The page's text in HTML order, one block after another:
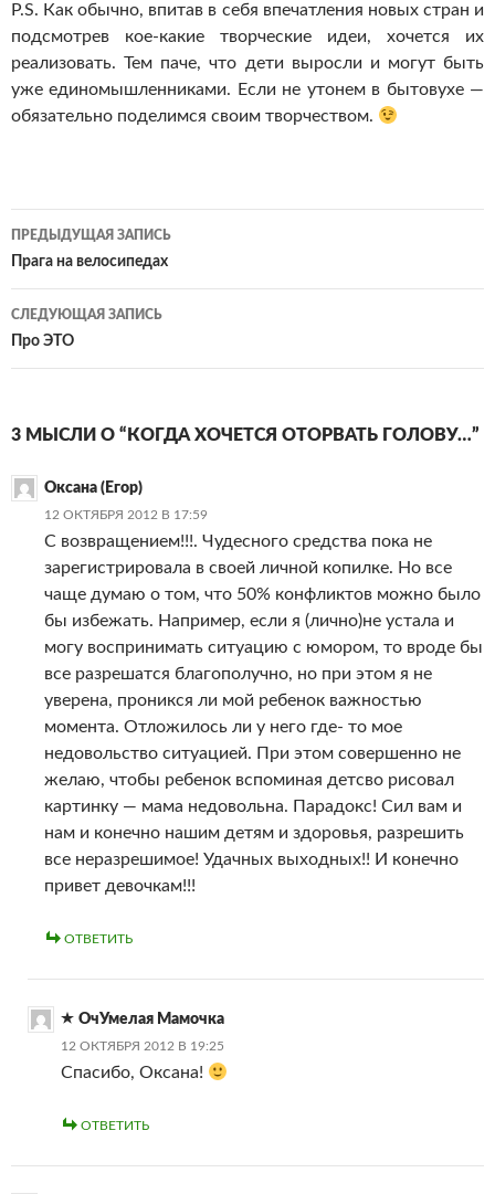
P.S. Как обычно, впитав в себя впечатления новых стран и
подсмотрев кое-какие творческие идеи, хочется их
реализовать. Тем паче, что дети выросли и могут быть
уже единомышленниками. Если не утонем в бытовухе —
обязательно поделимся своим творчеством.
Навигация
по
записям
ПРЕДЫДУЩАЯ ЗАПИСЬ
Прага на велосипедах
СЛЕДУЮЩАЯ ЗАПИСЬ
Про ЭТО
3 МЫСЛИ О “КОГДА ХОЧЕТСЯ ОТОРВАТЬ ГОЛОВУ…”
Оксана (Егор)
12 ОКТЯБРЯ 2012 В 17:59
С возвращением!!!. Чудесного средства пока не
зарегистрировала в своей личной копилке. Но все
чаще думаю о том, что 50% конфликтов можно было
бы избежать. Например, если я (лично)не устала и
могу воспринимать ситуацию с юмором, то вроде бы
все разрешатся благополучно, но при этом я не
уверена, проникся ли мой ребенок важностью
момента. Отложилось ли у него где- то мое
недовольство ситуацией. При этом совершенно не
желаю, чтобы ребенок вспоминая детсво рисовал
картинку — мама недовольна. Парадокс! Сил вам и
нам и конечно нашим детям и здоровья, разрешить
все неразрешимое! Удачных выходных!! И конечно
привет девочкам!!!
ОТВЕТИТЬ
ОчУмелая Мамочка
12 ОКТЯБРЯ 2012 В 19:25
Спасибо, Оксана!
ОТВЕТИТЬ